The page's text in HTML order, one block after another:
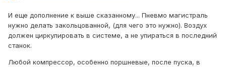
И еще дополнение к выше сказанному... Пневмо магистраль
нужно делать закольцованной, (для чего это нужно). Воздух
должен циркулировать в системе, а не упираться в последний
станок.
Любой компрессор, особенно поршневые, после пуска, в